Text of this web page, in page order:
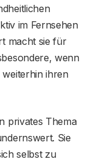
im Fernsehen
macht sie für
wenn
ihren
privates Thema
Sie
selbst zu